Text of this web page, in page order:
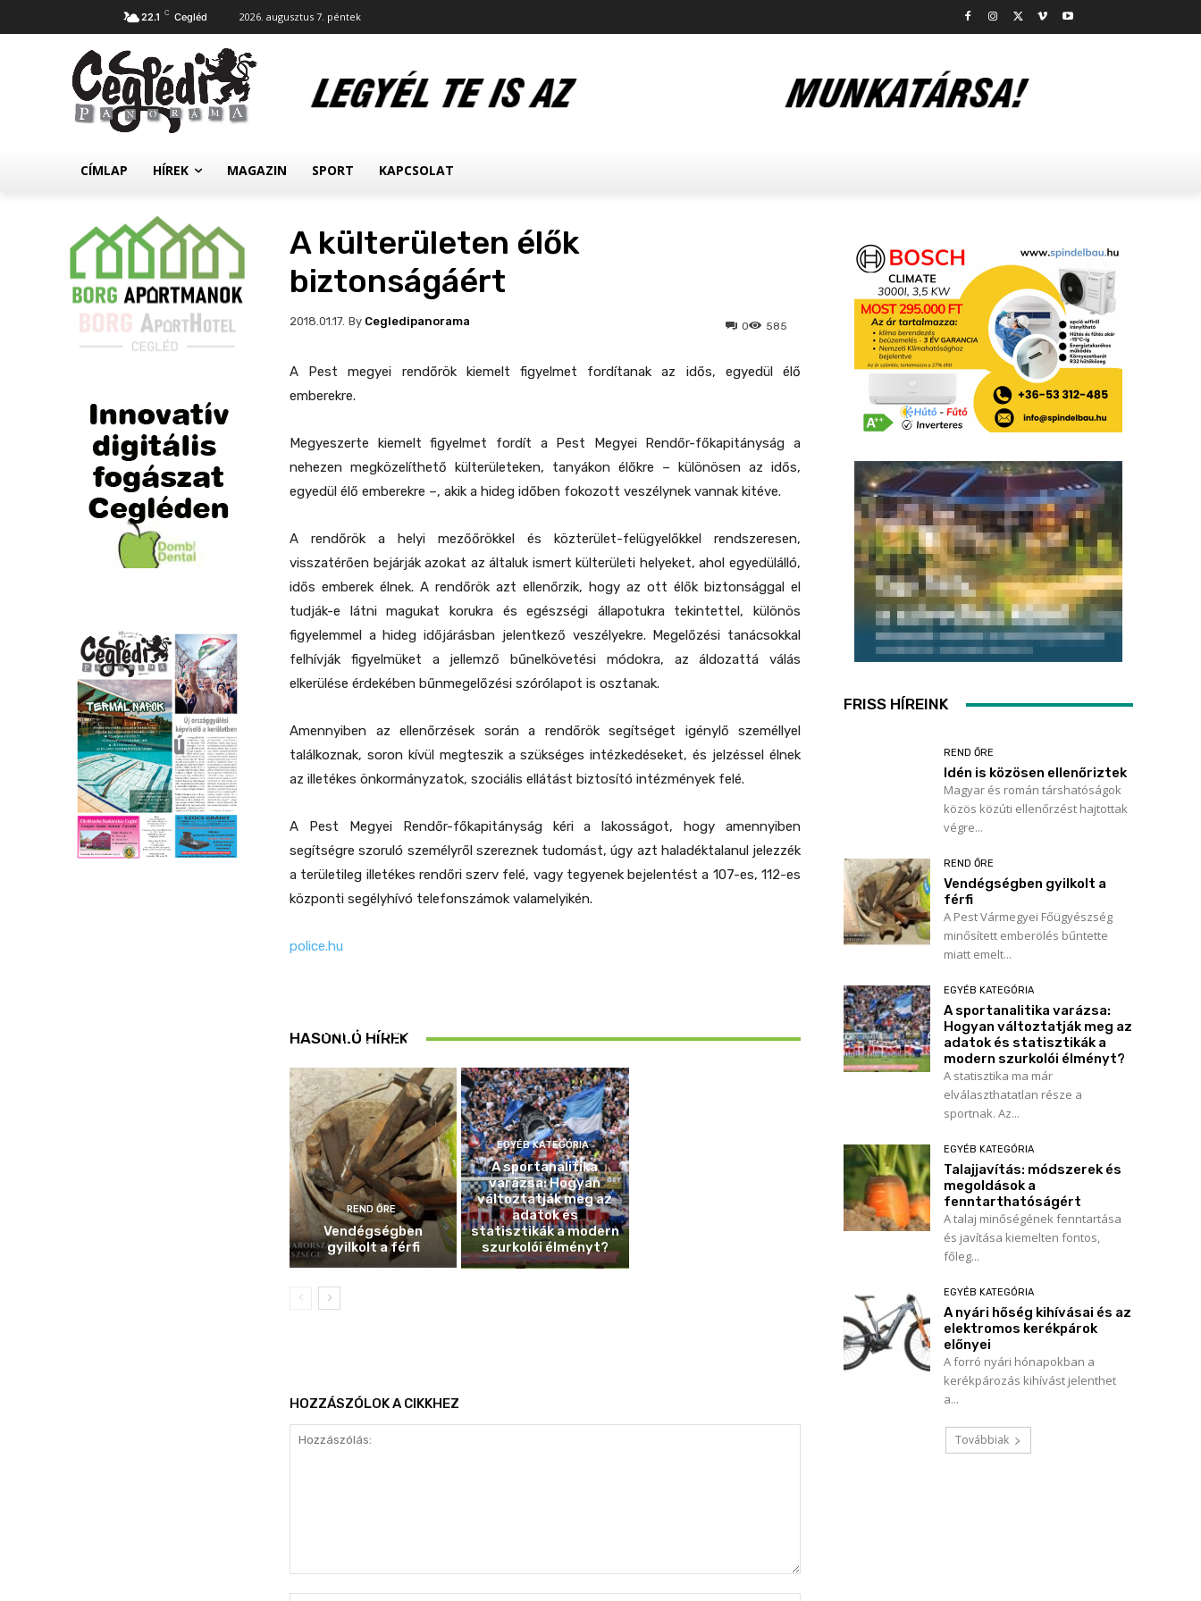
22.1 C Cegléd 2026. augusztus 7. péntek
CÍMLAP HÍREK MAGAZIN SPORT KAPCSOLAT
A külterületen élők
biztonságáért
2018.01.17. 585
0
By Cegledipanorama
A Pest megyei rendőrök kiemelt figyelmet fordítanak az idős, egyedül élő
emberekre.
Megyeszerte kiemelt figyelmet fordít a Pest Megyei Rendőr-főkapitányság a
nehezen megközelíthető külterületeken, tanyákon élőkre – különösen az idős,
egyedül élő emberekre –, akik a hideg időben fokozott veszélynek vannak kitéve.
A rendőrök a helyi mezőőrökkel és közterület-felügyelőkkel rendszeresen,
visszatérően bejárják azokat az általuk ismert külterületi helyeket, ahol egyedülálló,
idős emberek élnek. A rendőrök azt ellenőrzik, hogy az ott élők biztonsággal el
tudják-e látni magukat korukra és egészségi állapotukra tekintettel, különös
figyelemmel a hideg időjárásban jelentkező veszélyekre. Megelőzési tanácsokkal
felhívják figyelmüket a jellemző bűnelkövetési módokra, az áldozattá válás
elkerülése érdekében bűnmegelőzési szórólapot is osztanak.
Amennyiben az ellenőrzések során a rendőrök segítséget igénylő személlyel
találkoznak, soron kívül megteszik a szükséges intézkedéseket, és jelzéssel élnek
az illetékes önkormányzatok, szociális ellátást biztosító intézmények felé.
A Pest Megyei Rendőr-főkapitányság kéri a lakosságot, hogy amennyiben
segítségre szoruló személyről szereznek tudomást, úgy azt haladéktalanul jelezzék
a területileg illetékes rendőri szerv felé, vagy tegyenek bejelentést a 107-es, 112-es
központi segélyhívó telefonszámok valamelyikén.
police.hu
HASONLÓ HÍREK
Idén is közösen
ellenőriztek
REND ŐRE
Vendégségben
gyilkolt a férfi
EGYÉB KATEGÓRIA
A sportanalitika
varázsa: Hogyan
változtatják meg az
adatok és
statisztikák a modern
szurkolói élményt?
HOZZÁSZÓLOK A CIKKHEZ
FRISS HÍREINK
REND ŐRE
Idén is közösen ellenőriztek
Magyar és román társhatóságok
közös közúti ellenőrzést hajtottak
végre...
REND ŐRE
Vendégségben gyilkolt a
férfi
A Pest Vármegyei Főügyészség
minősített emberölés bűntette
miatt emelt...
EGYÉB KATEGÓRIA
A sportanalitika varázsa:
Hogyan változtatják meg az
adatok és statisztikák a
modern szurkolói élményt?
A statisztika ma már
elválaszthatatlan része a
sportnak. Az...
EGYÉB KATEGÓRIA
Talajjavítás: módszerek és
megoldások a
fenntarthatóságért
A talaj minőségének fenntartása
és javítása kiemelten fontos,
főleg...
EGYÉB KATEGÓRIA
A nyári hőség kihívásai és az
elektromos kerékpárok
előnyei
A forró nyári hónapokban a
kerékpározás kihívást jelenthet
a...
Továbbiak